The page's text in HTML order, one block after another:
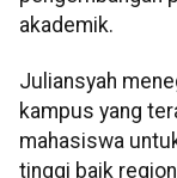
akademik.
Juliansyah
kampus yang
mahasiswa
tinggi baik